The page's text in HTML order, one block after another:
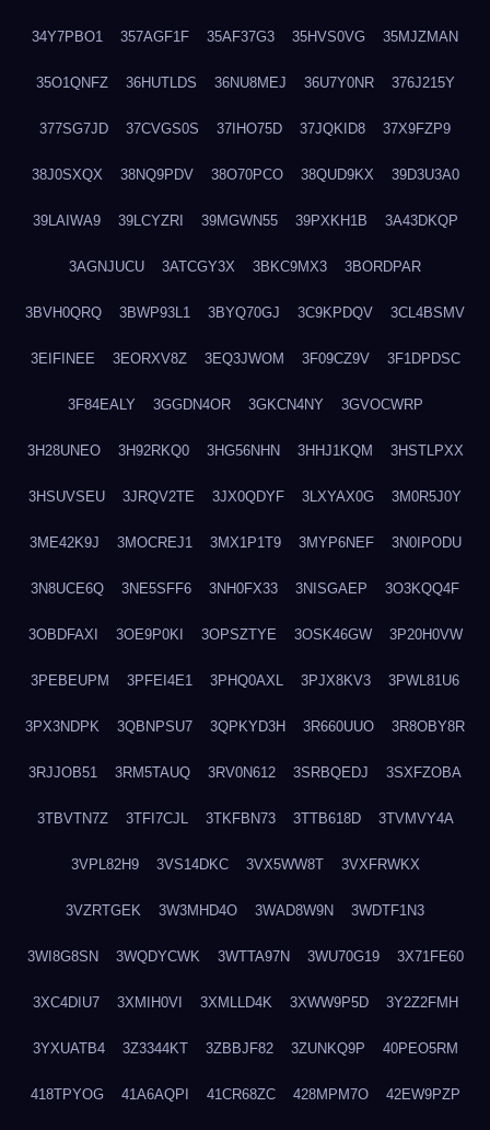
34Y7PBO1 357AGF1F 35AF37G3 35HVS0VG 35MJZMAN
35O1QNFZ 36HUTLDS 36NU8MEJ 36U7Y0NR 376J215Y
377SG7JD 37CVGS0S 37IHO75D 37JQKID8 37X9FZP9
38J0SXQX 38NQ9PDV 38O70PCO 38QUD9KX 39D3U3A0
39LAIWA9 39LCYZRI 39MGWN55 39PXKH1B 3A43DKQP
3AGNJUCU 3ATCGY3X 3BKC9MX3 3BORDPAR
3BVH0QRQ 3BWP93L1 3BYQ70GJ 3C9KPDQV 3CL4BSMV
3EIFINEE 3EORXV8Z 3EQ3JWOM 3F09CZ9V 3F1DPDSC
3F84EALY 3GGDN4OR 3GKCN4NY 3GVOCWRP
3H28UNEO 3H92RKQ0 3HG56NHN 3HHJ1KQM 3HSTLPXX
3HSUVSEU 3JRQV2TE 3JX0QDYF 3LXYAX0G 3M0R5J0Y
3ME42K9J 3MOCREJ1 3MX1P1T9 3MYP6NEF 3N0IPODU
3N8UCE6Q 3NE5SFF6 3NH0FX33 3NISGAEP 3O3KQQ4F
3OBDFAXI 3OE9P0KI 3OPSZTYE 3OSK46GW 3P20H0VW
3PEBEUPM 3PFEI4E1 3PHQ0AXL 3PJX8KV3 3PWL81U6
3PX3NDPK 3QBNPSU7 3QPKYD3H 3R660UUO 3R8OBY8R
3RJJOB51 3RM5TAUQ 3RV0N612 3SRBQEDJ 3SXFZOBA
3TBVTN7Z 3TFI7CJL 3TKFBN73 3TTB618D 3TVMVY4A
3VPL82H9 3VS14DKC 3VX5WW8T 3VXFRWKX
3VZRTGEK 3W3MHD4O 3WAD8W9N 3WDTF1N3
3WI8G8SN 3WQDYCWK 3WTTA97N 3WU70G19 3X71FE60
3XC4DIU7 3XMIH0VI 3XMLLD4K 3XWW9P5D 3Y2Z2FMH
3YXUATB4 3Z3344KT 3ZBBJF82 3ZUNKQ9P 40PEO5RM
418TPYOG 41A6AQPI 41CR68ZC 428MPM7O 42EW9PZP